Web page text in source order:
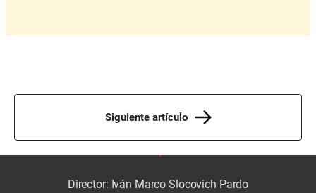
Siguiente artículo
Director: Iván Marco Slocovich Pardo